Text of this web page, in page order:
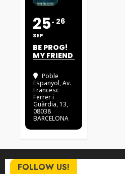
25
SEP
26
BE PROG!
MY FRIEND
Poble
Espanyol, Av.
Francesc
Ferrer i
Guàrdia, 13,
08038
BARCELONA
FOLLOW US!